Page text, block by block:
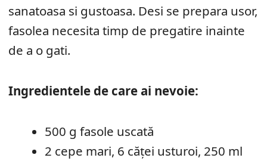
sanatoasa si gustoasa. Desi se prepara usor,
fasolea necesita timp de pregatire inainte
de a o gati.
Ingredientele de care ai nevoie:
500 g fasole uscată
2 cepe mari, 6 căţei usturoi, 250 ml